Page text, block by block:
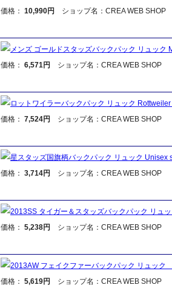
価格： 10,990円 ショップ名：CREA WEB SHOP
メンズ ゴールドスタッズバックパック リュック
価格： 6,571円 ショップ名：CREA WEB SHOP
ロットワイラーバックパック リュック
価格： 7,524円 ショップ名：CREA WEB SHOP
星スタッズ国旗柄バックパック リュック Unisex
価格： 3,714円 ショップ名：CREA WEB SHOP
2013SS タイガー＆スタッズバックパック リュ
価格： 5,238円 ショップ名：CREA WEB SHOP
2013AW フェイクファーバックパック リュッ
価格： 5,619円 ショップ名：CREA WEB SHOP